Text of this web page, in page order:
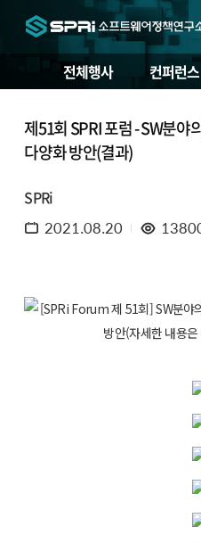
전체행사 컨퍼런스
제51회 SPRI 포럼 - SW분야
다양화 방안(결과)
SPRi
2021.08.20